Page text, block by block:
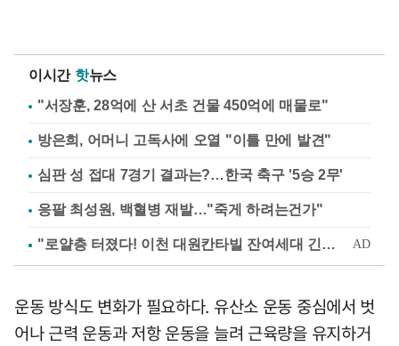
이시간 핫뉴스
"서장훈, 28억에 산 서초 건물 450억에 매물로"
방은희, 어머니 고독사에 오열 "이틀 만에 발견"
심판 성 접대 7경기 결과는?…한국 축구 '5승 2무'
응팔 최성원, 백혈병 재발…"죽게 하려는건가"
운동 방식도 변화가 필요하다. 유산소 운동 중심에서 벗
어나 근력 운동과 저항 운동을 늘려 근육량을 유지하거